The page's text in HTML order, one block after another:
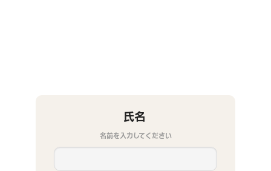
氏名
名前を入力してください